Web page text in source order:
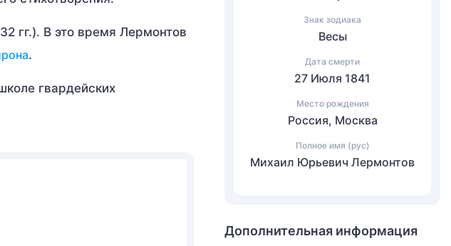
гг.). В это время Лермонтов
.
гвардейских
Знак зодиака
Весы
Дата смерти
27 Июля 1841
Место рождения
Россия, Москва
Полное имя (рус)
Михаил Юрьевич Лермонтов
Дополнительная информация